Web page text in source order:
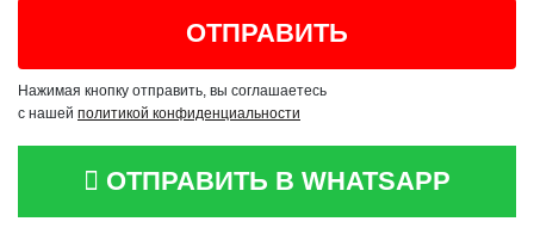
Нажимая кнопку отправить, вы соглашаетесь
с нашей политикой конфиденциальности
ОТПРАВИТЬ В WHATSAPP